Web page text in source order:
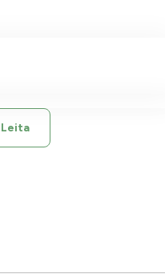
Leita